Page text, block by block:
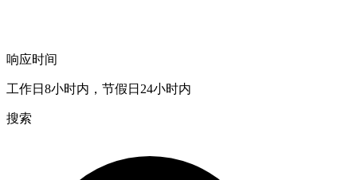
响应时间
工作日8小时内，节假日24小时内
搜索